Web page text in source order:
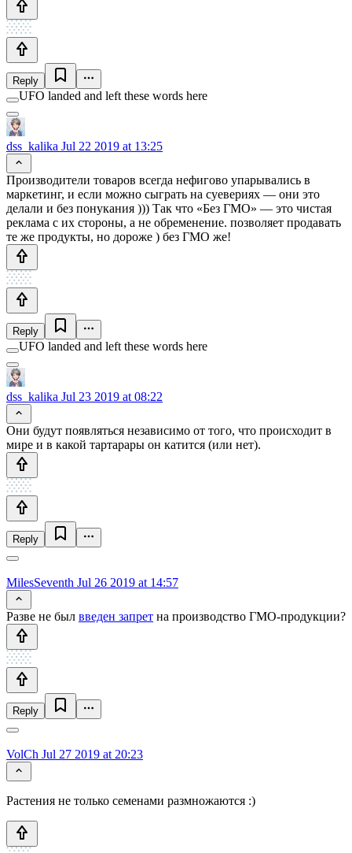
Reply
UFO landed and left these words here
dss_kalika Jul 22 2019 at 13:25
Производители товаров всегда нефигово упарывались в
маркетинг, и если можно сыграть на суевериях — они это
делали и без понукания ))) Так что «Без ГМО» — это чистая
реклама с их стороны, а не обременение. позволяет продавать
те же продукты, но дороже ) без ГМО же!
Reply
UFO landed and left these words here
dss_kalika Jul 23 2019 at 08:22
Они будут появляться независимо от того, что происходит в
мире и в какой тартарары он катится (или нет).
Reply
MilesSeventh Jul 26 2019 at 14:57
Разве не был введен запрет на производство ГМО-продукции?
Reply
VolCh Jul 27 2019 at 20:23
Растения не только семенами размножаются :)